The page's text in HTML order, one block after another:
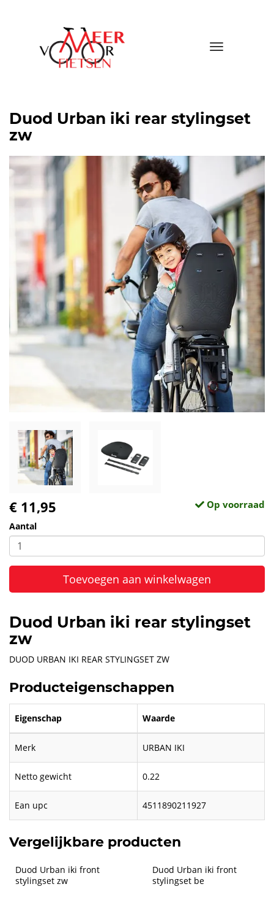
Toggle
Duod Urban iki rear stylingset
zw
€ 11,95 Op voorraad
Aantal
Toevoegen aan winkelwagen
Duod Urban iki rear stylingset
zw
DUOD URBAN IKI REAR STYLINGSET ZW
Producteigenschappen
Eigenschap Waarde
Merk URBAN IKI
Netto gewicht 0.22
Ean upc 4511890211927
Vergelijkbare producten
Duod Urban iki front
stylingset zw
Duod Urban iki front
stylingset be